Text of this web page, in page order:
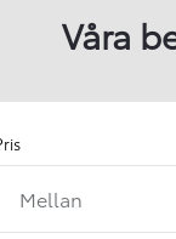
Våra
Mellan